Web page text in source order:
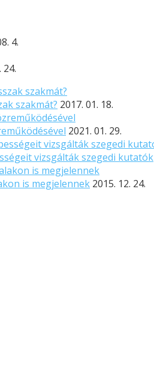
4.
24.
szakmát? 2017. 01. 18.
2021. 01. 29.
vizsgálták szegedi kutatók
is megjelennek 2015. 12. 24.